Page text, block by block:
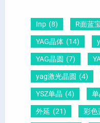
）
Inp (8) R面蓝
YAG晶体 (14)
YAG晶圆 (7)
yag激光晶圆 (4)
YSZ单晶 (4)
外延 (21) 彩色